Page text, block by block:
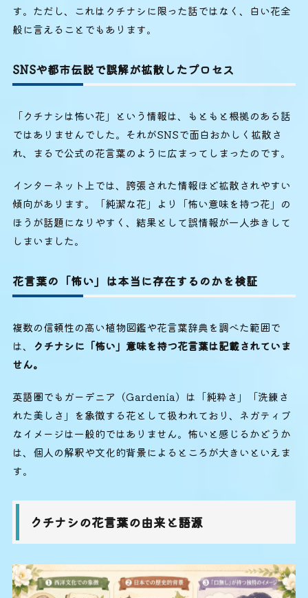
す。ただし、これはクチナシに限った話ではなく、白い花全
般に言えることでもあります。
SNSや都市伝説で誤解が拡散したプロセス
「クチナシは怖い花」という情報は、もともと根拠のある話
ではありませんでした。それがSNSで面白おかしく拡散さ
れ、まるで公式の花言葉のように広まってしまったのです。
インターネット上では、誇張された情報ほど拡散されやすい
傾向があります。「純潔な花」より「怖い意味を持つ花」の
ほうが話題になりやすく、結果として誤情報が一人歩きして
しまいました。
花言葉の「怖い」は本当に存在するのかを検証
複数の信頼性の高い植物図鑑や花言葉辞典を調べた範囲で
は、
クチナシに「怖い」意味を持つ花言葉は記載されていま
せん。
英語圏でもガーデニア（Gardenia）は「純粋さ」「洗練さ
れた美しさ」を象徴する花として扱われており、ネガティブ
なイメージは一般的ではありません。怖いと感じるかどうか
は、個人の解釈や文化的背景によるところが大きいといえま
す。
クチナシの花言葉の由来と語源